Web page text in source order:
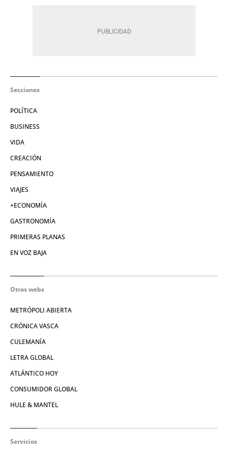
Secciones
POLÍTICA
BUSINESS
VIDA
CREACIÓN
PENSAMIENTO
VIAJES
+ECONOMÍA
GASTRONOMÍA
PRIMERAS PLANAS
EN VOZ BAJA
Otras webs
METRÓPOLI ABIERTA
CRÓNICA VASCA
CULEMANÍA
LETRA GLOBAL
ATLÁNTICO HOY
CONSUMIDOR GLOBAL
HULE & MANTEL
Servicios